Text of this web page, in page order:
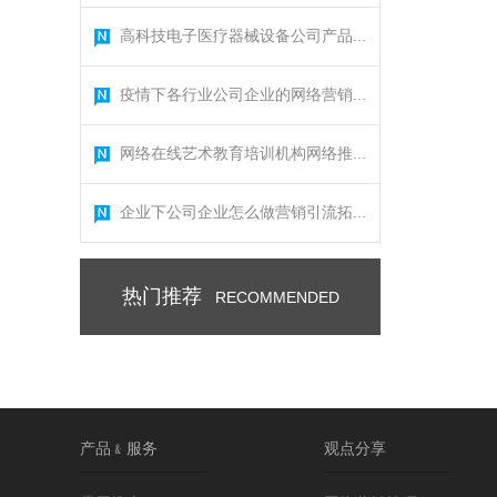
高科技电子医疗器械设备公司产品...
疫情下各行业公司企业的网络营销...
网络在线艺术教育培训机构网络推...
企业下公司企业怎么做营销引流拓...
热门推荐 RECOMMENDED
产品﹠服务 观点分享